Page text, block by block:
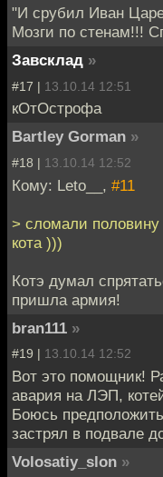
"И срубил Иван
Мозги по стенам!!!
Завсклад »
#17 | 13.10.14 12:51
кОтОстрофа
Bartley Gorman »
#18 | 13.10.14 12:52
Кому: Leto__, #11
> сломали половину
кота )))
Котэ думал
пришла армия!
bran111 »
#19 | 13.10.14 12:52
Вот это помощник!
авария на ЛЭП,
Боюсь
застрял в подвале
Volosatiy_slon »